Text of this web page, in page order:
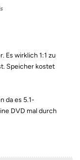
Es wirklich 1:1 zu
Speicher kostet
da es 5.1-
DVD mal durch